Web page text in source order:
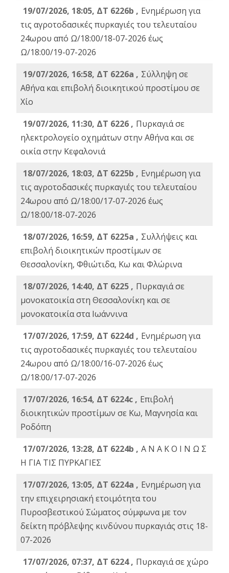
19/07/2026, 18:05, ΔΤ 6226b , Ενημέρωση για
τις αγροτοδασικές πυρκαγιές του τελευταίου
24ωρου από Ω/18:00/18-07-2026 έως
Ω/18:00/19-07-2026
19/07/2026, 16:58, ΔΤ 6226a , Σύλληψη σε
Αθήνα και επιβολή διοικητικού προστίμου σε
Χίο
19/07/2026, 11:30, ΔΤ 6226 , Πυρκαγιά σε
ηλεκτρολογείο οχημάτων στην Αθήνα και σε
οικία στην Κεφαλονιά
18/07/2026, 18:03, ΔΤ 6225b , Ενημέρωση για
τις αγροτοδασικές πυρκαγιές του τελευταίου
24ωρου από Ω/18:00/17-07-2026 έως
Ω/18:00/18-07-2026
18/07/2026, 16:59, ΔT 6225a , Συλλήψεις και
επιβολή διοικητικών προστίμων σε
Θεσσαλονίκη, Φθιώτιδα, Κω και Φλώρινα
18/07/2026, 14:40, ΔΤ 6225 , Πυρκαγιά σε
μονοκατοικία στη Θεσσαλονίκη και σε
μονοκατοικία στα Ιωάννινα
17/07/2026, 17:59, ΔΤ 6224d , Ενημέρωση για
τις αγροτοδασικές πυρκαγιές του τελευταίου
24ωρου από Ω/18:00/16-07-2026 έως
Ω/18:00/17-07-2026
17/07/2026, 16:54, ΔΤ 6224c , Επιβολή
διοικητικών προστίμων σε Κω, Μαγνησία και
Ροδόπη
17/07/2026, 13:28, ΔΤ 6224b , Α Ν Α Κ Ο Ι Ν Ω Σ
Η ΓΙΑ ΤΙΣ ΠΥΡΚΑΓΙΕΣ
17/07/2026, 13:05, ΔΤ 6224a , Ενημέρωση για
την επιχειρησιακή ετοιμότητα του
Πυροσβεστικού Σώματος σύμφωνα με τον
δείκτη πρόβλεψης κινδύνου πυρκαγιάς στις 18-
07-2026
17/07/2026, 07:37, ΔΤ 6224 , Πυρκαγιά σε χώρο